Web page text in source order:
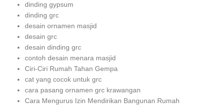
dinding gypsum
dinding grc
desain ornamen masjid
desain grc
desain dinding grc
contoh desain menara masjid
Ciri-Ciri Rumah Tahan Gempa
cat yang cocok untuk grc
cara pasang ornamen grc krawangan
Cara Mengurus Izin Mendirikan Bangunan Rumah